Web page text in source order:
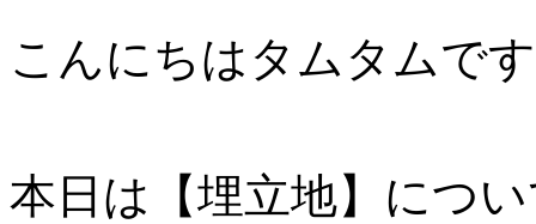
こんにちはタムタムで
本日は【埋立地】につ